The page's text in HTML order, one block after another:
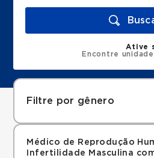
Ative
Encontre
Filtre por gênero
Médico de Reprodução
Infertilidade Masculina